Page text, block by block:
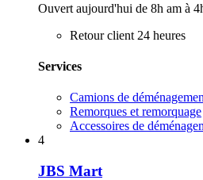
Ouvert aujourd'hui de 8h am à
Retour client 24 heures
Services
Camions de
Remorques et remorquage
Accessoires de
4
JBS Mart